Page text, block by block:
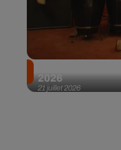
21 juillet 2026
2026